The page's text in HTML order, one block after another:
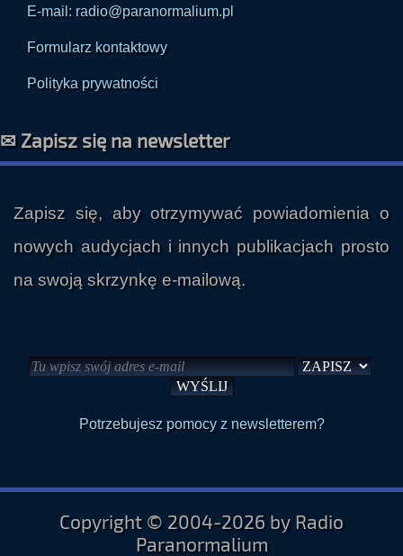
E-mail: radio@paranormalium.pl
Formularz kontaktowy
Polityka prywatności
✉ Zapisz się na newsletter
Zapisz się, aby otrzymywać powiadomienia o
nowych audycjach i innych publikacjach prosto
na swoją skrzynkę e-mailową.
Potrzebujesz pomocy z newsletterem?
Copyright © 2004-2026 by Radio
Paranormalium